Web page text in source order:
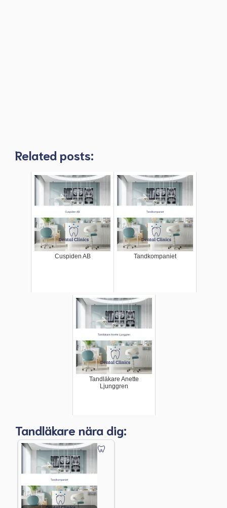
Related posts:
Cuspiden AB Tandkompaniet
Tandläkare Anette
Ljunggren
Tandläkare nära dig: